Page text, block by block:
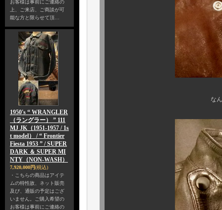
お客様は事前にご連絡の
上、ご来店、ご商談が可
能な方と限らせて頂…
1950's “ WRANGLER
（ラングラー） ” 111
MJ JK（1951-1957 / 1s
t model） / “ Frontier
Fiesta 1953 ” / SUPER
DARK ＆ SUPER MI
NTY（NON-WASH）
7,920,000円(税込)
・こちらの商品はアイテ
ムの特性故、ネット販売
及び、通販の予定はござ
いません。ご購入希望の
お客様は事前にご連絡の
なんと、既に 予約だ